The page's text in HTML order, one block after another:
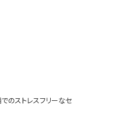
のストレスフリーなセ